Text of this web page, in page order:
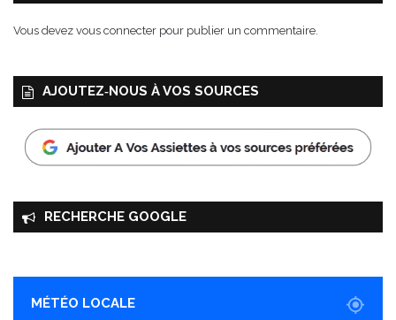
Vous devez vous connecter pour publier un commentaire.
AJOUTEZ‑NOUS À VOS SOURCES
RECHERCHE GOOGLE
MÉTÉO LOCALE